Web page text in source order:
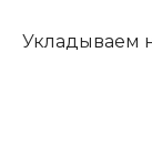
Укладываем